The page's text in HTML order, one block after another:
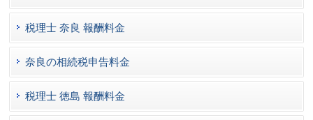
税理士 奈良 報酬料金
奈良の相続税申告料金
税理士 徳島 報酬料金